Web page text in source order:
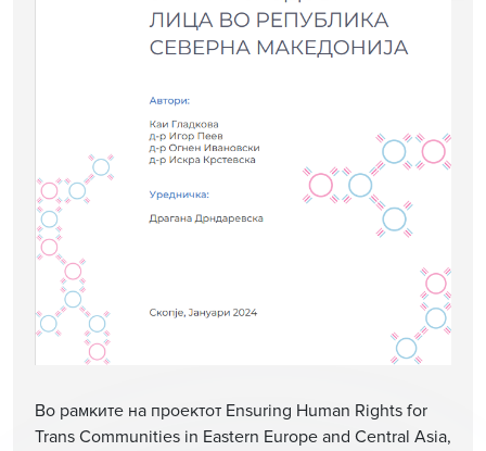
Во рамките на проектот Ensuring Human Rights for
Trans Communities in Eastern Europe and Central Asia,